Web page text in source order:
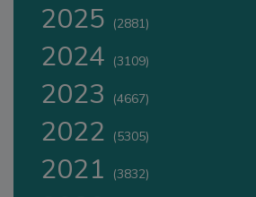
2025 (2881)
2024 (3109)
2023 (4667)
2022 (5305)
2021 (3832)